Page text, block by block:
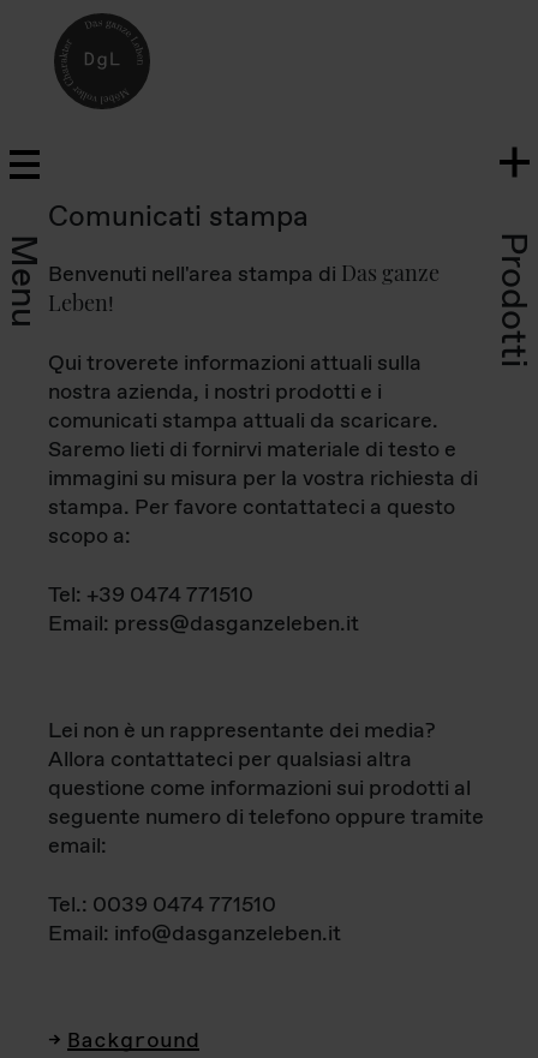
Menu Prodotti
Comunicati stampa
Benvenuti nell'area stampa di Das ganze
Leben!
Qui troverete informazioni attuali sulla
nostra azienda, i nostri prodotti e i
comunicati stampa attuali da scaricare.
Saremo lieti di fornirvi materiale di testo e
immagini su misura per la vostra richiesta di
stampa. Per favore contattateci a questo
scopo a:
Tel: +39 0474 771510
Email: press@dasganzeleben.it
Lei non è un rappresentante dei media?
Allora contattateci per qualsiasi altra
questione come informazioni sui prodotti al
seguente numero di telefono oppure tramite
email:
Tel.: 0039 0474 771510
Email: info@dasganzeleben.it
Background